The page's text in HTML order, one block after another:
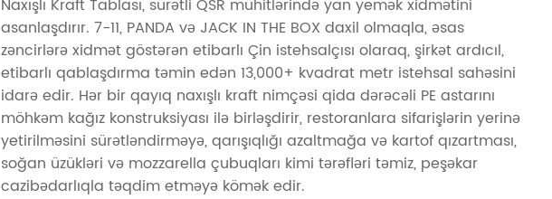
Naxışlı Kraft Tablası, sürətli QSR mühitlərində yan yemək xidmətini
asanlaşdırır. 7-11, PANDA və JACK IN THE BOX daxil olmaqla, əsas
zəncirlərə xidmət göstərən etibarlı Çin istehsalçısı olaraq, şirkət ardıcıl,
etibarlı qablaşdırma təmin edən 13,000+ kvadrat metr istehsal sahəsini
idarə edir. Hər bir qayıq naxışlı kraft nimçəsi qida dərəcəli PE astarını
möhkəm kağız konstruksiyası ilə birləşdirir, restoranlara sifarişlərin yerinə
yetirilməsini sürətləndirməyə, qarışıqlığı azaltmağa və kartof qızartması,
soğan üzükləri və mozzarella çubuqları kimi tərəfləri təmiz, peşəkar
cazibədarlıqla təqdim etməyə kömək edir.